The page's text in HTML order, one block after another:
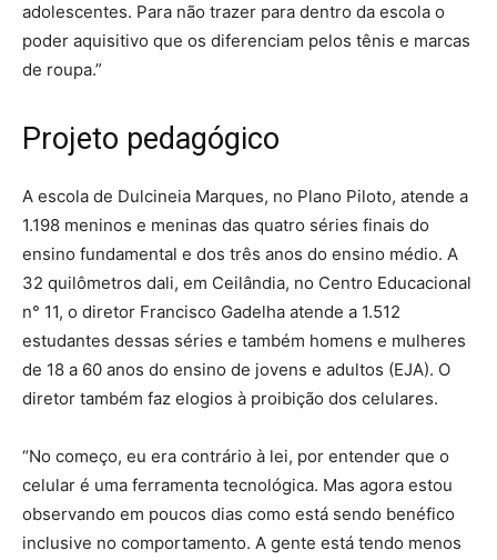
adolescentes. Para não trazer para dentro da escola o
poder aquisitivo que os diferenciam pelos tênis e marcas
de roupa.”
Projeto pedagógico
A escola de Dulcineia Marques, no Plano Piloto, atende a
1.198 meninos e meninas das quatro séries finais do
ensino fundamental e dos três anos do ensino médio. A
32 quilômetros dali, em Ceilândia, no Centro Educacional
n° 11, o diretor Francisco Gadelha atende a 1.512
estudantes dessas séries e também homens e mulheres
de 18 a 60 anos do ensino de jovens e adultos (EJA). O
diretor também faz elogios à proibição dos celulares.
“No começo, eu era contrário à lei, por entender que o
celular é uma ferramenta tecnológica. Mas agora estou
observando em poucos dias como está sendo benéfico
inclusive no comportamento. A gente está tendo menos